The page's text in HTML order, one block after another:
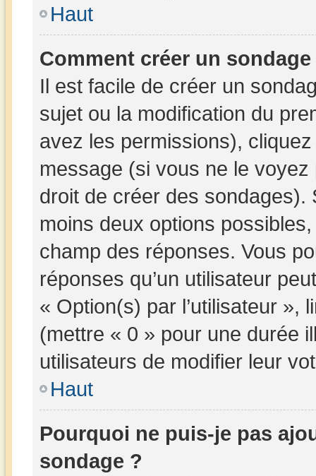
Haut
Comment créer un sondage
Il est facile de créer un
sujet ou la modification du
avez les permissions),
message (si vous ne le
droit de créer des
moins deux options
champ des réponses. Vous
réponses qu’un utilisateur
« Option(s) par l’utilisateur »,
(mettre « 0 » pour une durée
utilisateurs de modifier leur
Haut
Pourquoi ne puis-je pas
sondage ?